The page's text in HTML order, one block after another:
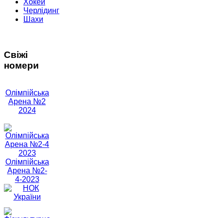
Хокей
Черлідинг
Шахи
Свіжі
номери
Олімпійська
Арена №2
2024
Олімпійська
Арена №2-
4-2023